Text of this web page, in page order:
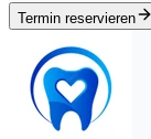
Termin reservieren